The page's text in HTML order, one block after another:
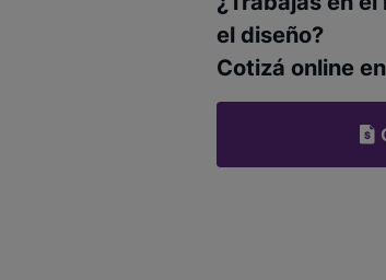
el diseño?
Cotizá online